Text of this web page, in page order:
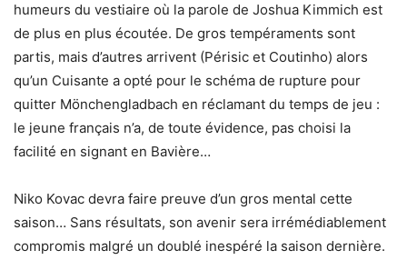
humeurs du vestiaire où la parole de Joshua Kimmich est
de plus en plus écoutée. De gros tempéraments sont
partis, mais d’autres arrivent (Périsic et Coutinho) alors
qu’un Cuisante a opté pour le schéma de rupture pour
quitter Mönchengladbach en réclamant du temps de jeu :
le jeune français n’a, de toute évidence, pas choisi la
facilité en signant en Bavière…
Niko Kovac devra faire preuve d’un gros mental cette
saison… Sans résultats, son avenir sera irrémédiablement
compromis malgré un doublé inespéré la saison dernière.